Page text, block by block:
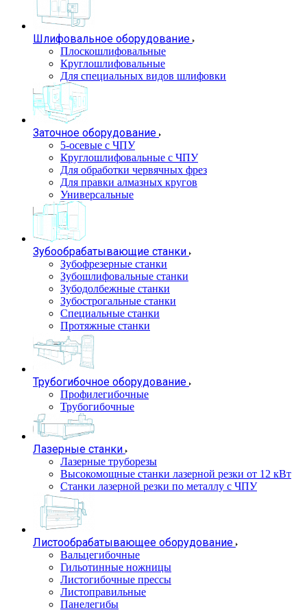
Шлифовальное оборудование
Плоскошлифовальные
Круглошлифовальные
Для специальных видов шлифовки
Заточное оборудование
5-осевые с ЧПУ
Круглошлифовальные с ЧПУ
Для обработки червячных фрез
Для правки алмазных кругов
Универсальные
Зубообрабатывающие станки
Зубофрезерные станки
Зубошлифовальные станки
Зубодолбежные станки
Зубострогальные станки
Специальные станки
Протяжные станки
Трубогибочное оборудование
Профилегибочные
Трубогибочные
Лазерные станки
Лазерные труборезы
Высокомощные станки лазерной резки от 12 кВт
Станки лазерной резки по металлу с ЧПУ
Листообрабатывающее оборудование
Вальцегибочные
Гильотинные ножницы
Листогибочные прессы
Листоправильные
Панелегибы